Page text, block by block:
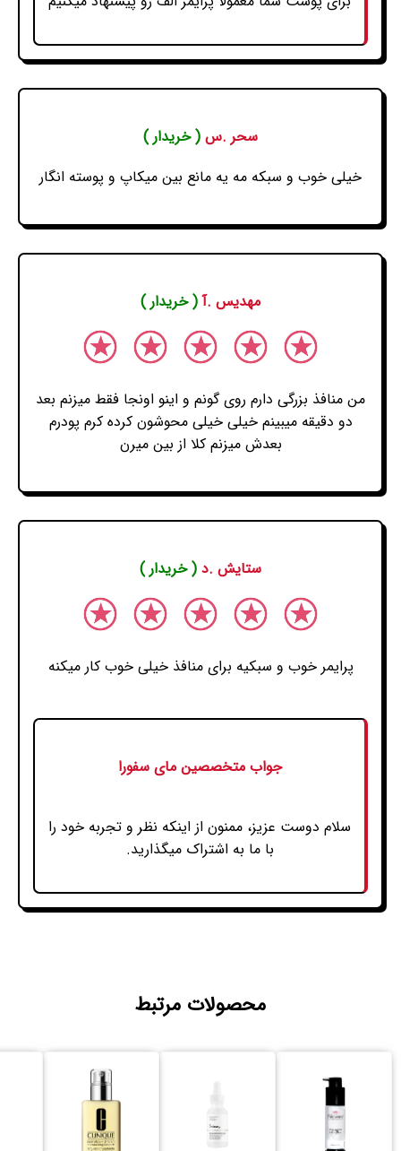
سحر .س ( خریدار )
خیلی خوب و سبکه مه یه مانع بین میکاپ و پوسته انگار
مهدیس .آ( خریدار )
من منافذ بزرگی دارم روی گونم و اینو اونجا فقط میزنم بعد
دو دقیقه میبینم خیلی خیلی محوشون کرده کرم پودرم
بعدش میزنم کلا از بین میرن
ستایش .د ( خریدار )
پرایمر خوب و سبکیه برای منافذ خیلی خوب کار میکنه
جواب متخصصین مای سفورا
سلام دوست عزیز، ممنون از اینکه نظر و تجربه خود را
با ما به اشتراک میگذارید.
محصولات مرتبط